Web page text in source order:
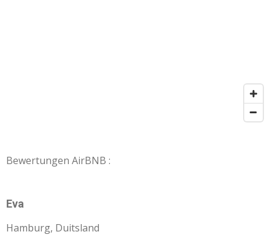
Bewertungen AirBNB :
Eva
Hamburg, Duitsland